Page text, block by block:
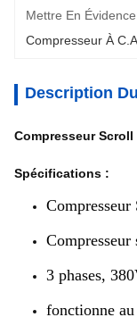
Mettre En
Compresseur À
Description
Compresseur
Spécifications :
3 phases,
fonctionne